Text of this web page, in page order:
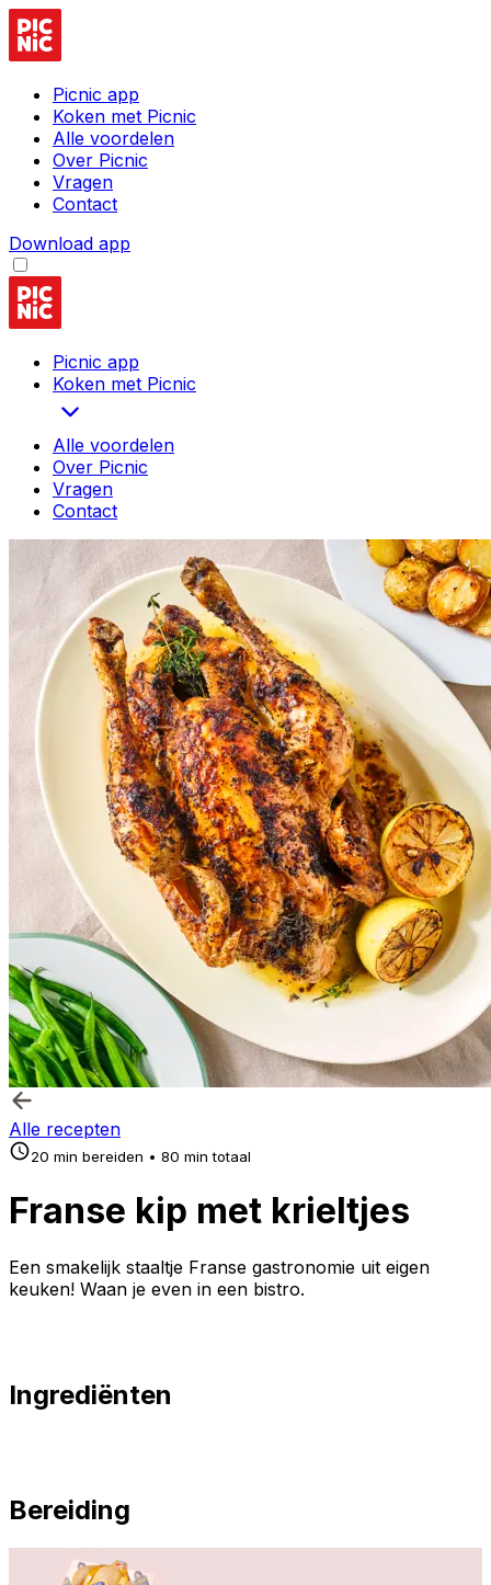
Picnic app
Koken met Picnic
Alle voordelen
Over Picnic
Vragen
Contact
Download app
Picnic app
Koken met Picnic
Alle voordelen
Over Picnic
Vragen
Contact
Alle recepten
20 min bereiden • 80 min totaal
Franse kip met krieltjes
Een smakelijk staaltje Franse gastronomie uit eigen
keuken! Waan je even in een bistro.
Ingrediënten
Bereiding